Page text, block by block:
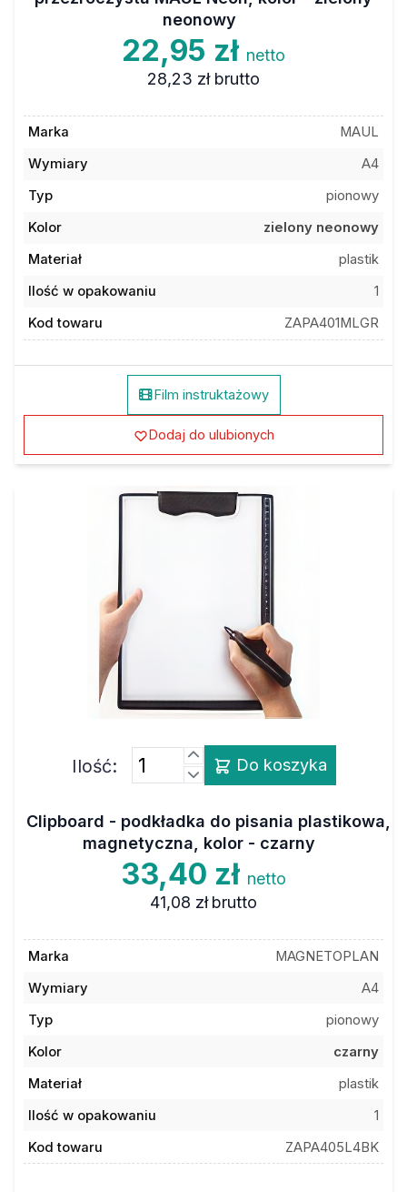
neonowy
22,95 zł netto
28,23 zł brutto
Marka
MAUL
Wymiary
A4
Typ
pionowy
Kolor
zielony neonowy
Materiał
plastik
Ilość w opakowaniu
1
Kod towaru
ZAPA401MLGR
Film instruktażowy
Dodaj do ulubionych
Ilość: Do koszyka
Clipboard - podkładka do pisania plastikowa,
magnetyczna, kolor - czarny
33,40 zł netto
41,08 zł brutto
Marka
MAGNETOPLAN
Wymiary
A4
Typ
pionowy
Kolor
czarny
Materiał
plastik
Ilość w opakowaniu
1
Kod towaru
ZAPA405L4BK